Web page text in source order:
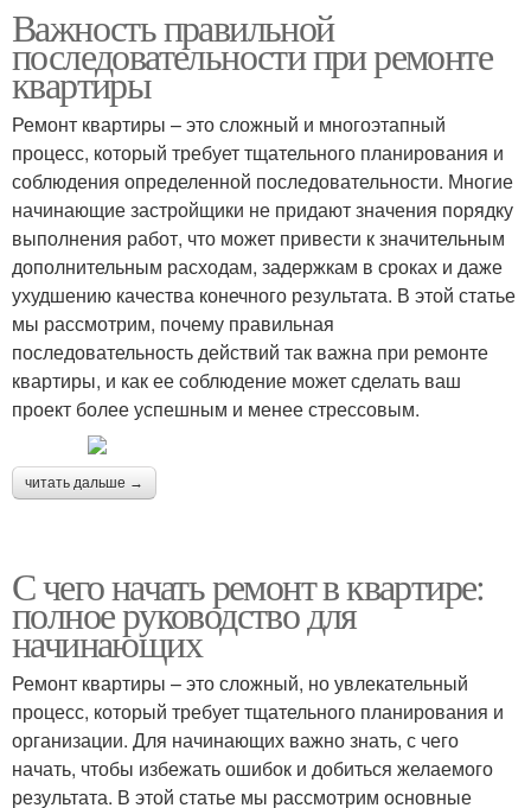
Важность правильной
последовательности при ремонте
квартиры
Ремонт квартиры – это сложный и многоэтапный
процесс, который требует тщательного планирования и
соблюдения определенной последовательности. Многие
начинающие застройщики не придают значения порядку
выполнения работ, что может привести к значительным
дополнительным расходам, задержкам в сроках и даже
ухудшению качества конечного результата. В этой статье
мы рассмотрим, почему правильная
последовательность действий так важна при ремонте
квартиры, и как ее соблюдение может сделать ваш
проект более успешным и менее стрессовым.
читать дальше →
С чего начать ремонт в квартире:
полное руководство для
начинающих
Ремонт квартиры – это сложный, но увлекательный
процесс, который требует тщательного планирования и
организации. Для начинающих важно знать, с чего
начать, чтобы избежать ошибок и добиться желаемого
результата. В этой статье мы рассмотрим основные